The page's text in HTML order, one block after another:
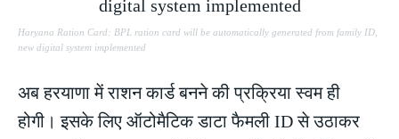
Haryana Ration Card: BPL ration card will be automatically generated from family ID,
new digital system implemented
अब हरयाणा में राशन कार्ड बनने की प्रक्रिया स्वम ही
होगी। इसके लिए ऑटोमैटिक डाटा फैमली ID से उठाकर